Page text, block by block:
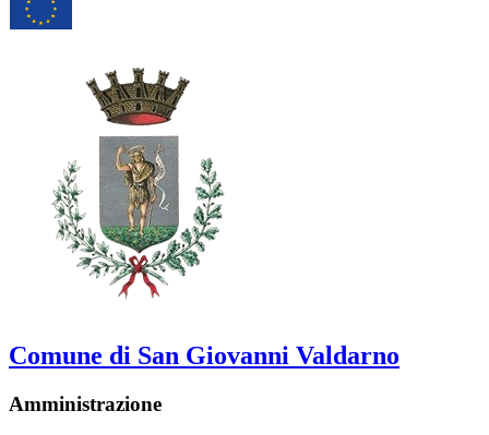
Comune di San Giovanni Valdarno
Amministrazione